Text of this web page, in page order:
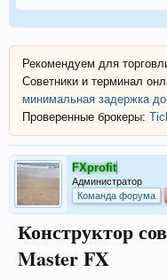
Рекомендуем для
Советники и терминал
минимальная задержка
Проверенные брокеры:
FXprofit
Администратор
Команда форума
Конструктор
Master FX